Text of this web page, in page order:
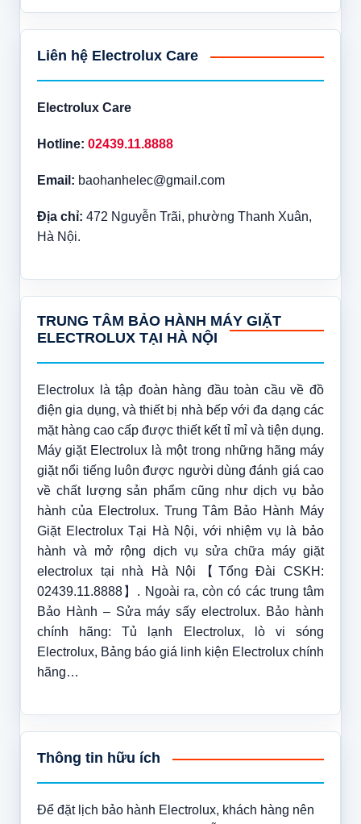
Liên hệ Electrolux Care
Electrolux Care
Hotline: 02439.11.8888
Email: baohanhelec@gmail.com
Địa chỉ: 472 Nguyễn Trãi, phường Thanh Xuân,
Hà Nội.
TRUNG TÂM BẢO HÀNH MÁY GIẶT
ELECTROLUX TẠI HÀ NỘI
Electrolux là tập đoàn hàng đầu toàn cầu về đồ
điện gia dụng, và thiết bị nhà bếp với đa dạng các
mặt hàng cao cấp được thiết kết tỉ mỉ và tiện dụng.
Máy giặt Electrolux là một trong những hãng máy
giặt nổi tiếng luôn được người dùng đánh giá cao
về chất lượng sản phẩm cũng như dịch vụ bảo
hành của Electrolux. Trung Tâm Bảo Hành Máy
Giặt Electrolux Tại Hà Nội, với nhiệm vụ là bảo
hành và mở rộng dịch vụ sửa chữa máy giặt
electrolux tại nhà Hà Nội【Tổng Đài CSKH:
02439.11.8888】. Ngoài ra, còn có các trung tâm
Bảo Hành – Sửa máy sấy electrolux. Bảo hành
chính hãng: Tủ lạnh Electrolux, lò vi sóng
Electrolux, Bảng báo giá linh kiện Electrolux chính
hãng…
Thông tin hữu ích
Để đặt lịch bảo hành Electrolux, khách hàng nên